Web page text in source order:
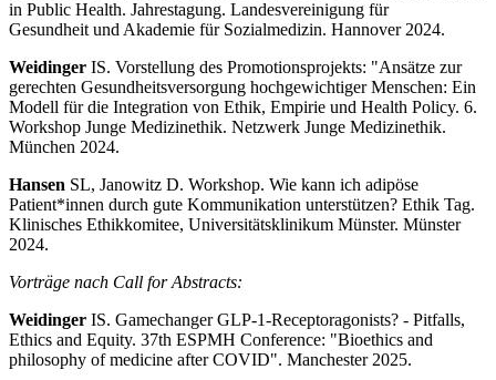
in Public Health. Jahrestagung. Landesvereinigung für
Gesundheit und Akademie für Sozialmedizin. Hannover 2024.
Weidinger IS. Vorstellung des Promotionsprojekts: "Ansätze zur
gerechten Gesundheitsversorgung hochgewichtiger Menschen: Ein
Modell für die Integration von Ethik, Empirie und Health Policy. 6.
Workshop Junge Medizinethik. Netzwerk Junge Medizinethik.
München 2024.
Hansen SL, Janowitz D. Workshop. Wie kann ich adipöse
Patient*innen durch gute Kommunikation unterstützen? Ethik Tag.
Klinisches Ethikkomitee, Universitätsklinikum Münster. Münster
2024.
Vorträge nach Call for Abstracts:
Weidinger IS. Gamechanger GLP-1-Receptoragonists? - Pitfalls,
Ethics and Equity. 37th ESPMH Conference: "Bioethics and
philosophy of medicine after COVID". Manchester 2025.